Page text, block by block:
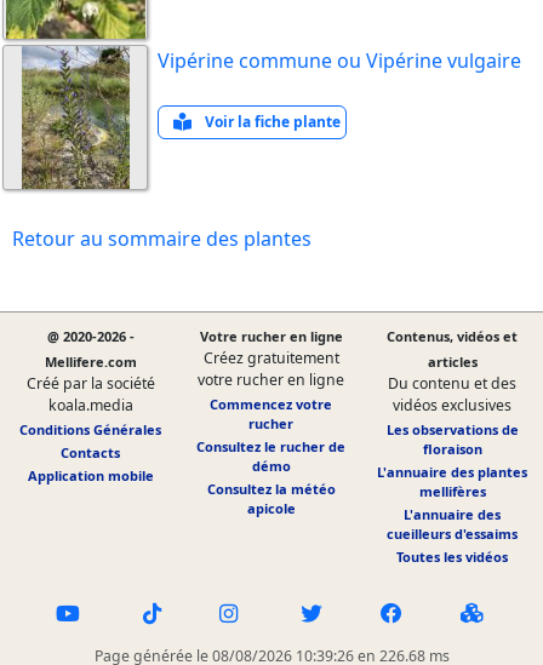
Vipérine commune ou Vipérine vulgaire
Voir la fiche plante
Retour au sommaire des plantes
@ 2020-2026 -
Mellifere.com
Créé par la société
koala.media
Conditions Générales
Contacts
Application mobile
Votre rucher en ligne
Créez gratuitement
votre rucher en ligne
Commencez votre
rucher
Consultez le rucher de
démo
Consultez la météo
apicole
Contenus, vidéos et
articles
Du contenu et des
vidéos exclusives
Les observations de
floraison
L'annuaire des plantes
mellifères
L'annuaire des
cueilleurs d'essaims
Toutes les vidéos
Page générée le 08/08/2026 10:39:26 en 226.68 ms